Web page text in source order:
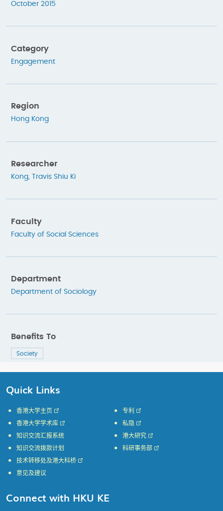
October 2015
Category
Engagement
Region
Hong Kong
Researcher
Kong, Travis Shiu Ki
Faculty
Faculty of Social Sciences
Department
Department of Sociology
Benefits To
Society
Quick Links
香港大学主页
香港大学学术库
知识交流汇报系统
知识交流拨款计划
专利
私隐
港大研究
科研事务部
技术转移处及港大科桥
意见及建议
Connect with HKU KE